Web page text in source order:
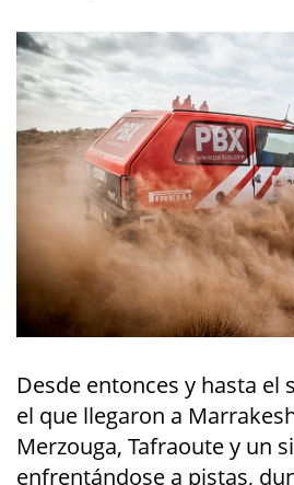
Desde entonces y hasta el
el que llegaron a
Merzouga, Tafraoute y un
enfrentándose a pistas,